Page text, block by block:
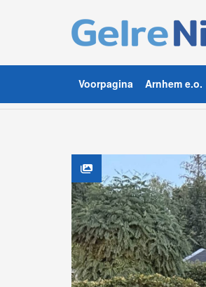
Voorpagina Arnhem e.o.